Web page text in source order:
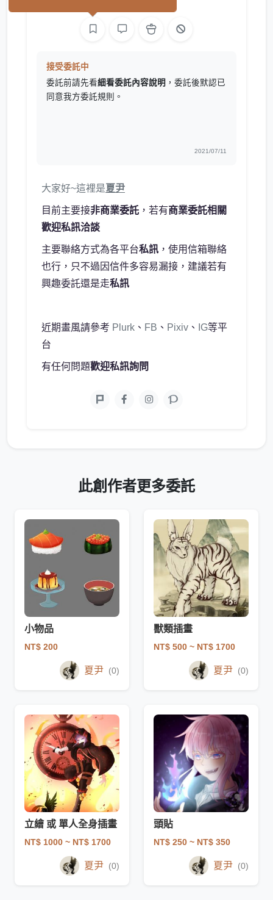
接受委託中
委託前請先看細看委託內容說明 ，委託後默認已
同意我方委託規則。
2021/07/11
大家好~這裡是夏尹
目前主要接非商業委託 ，若有商業委託相關
歡迎私訊洽談
主要聯絡方式為各平台私訊 ，使用信箱聯絡
也行，只不過因信件多容易漏接，建議若有
興趣委託還是走私訊
近期畫風請參考 Plurk 、 FB 、 Pixiv 、 IG等平
台
有任何問題歡迎私訊詢問
此創作者更多委託
小物品
NT$ 200
夏尹 (0)
獸類插畫
NT$ 500 ~ NT$ 1700
夏尹 (0)
立繪 或 單人全身插畫
NT$ 1000 ~ NT$ 1700
夏尹 (0)
頭貼
NT$ 250 ~ NT$ 350
夏尹 (0)